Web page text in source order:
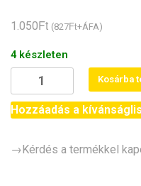
1.050Ft (827Ft+ÁFA)
4 készleten
Arduino
CNC
Shield
GRBL
Kosárba
Hozzáadás a
→Kérdés a termékkel